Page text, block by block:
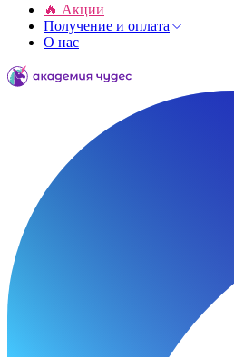
🔥 Акции
Получение и оплата
О нас